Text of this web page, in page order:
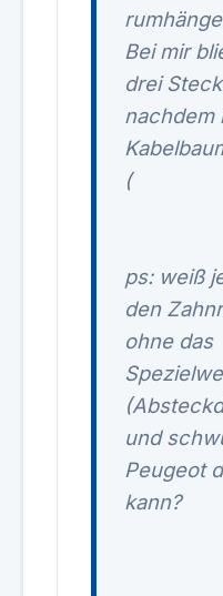
Bei mir
drei
nachdem
(
ps: weiß
den
ohne das
und
Peugeot
kann?